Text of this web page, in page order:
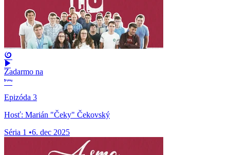
Zadarmo na
Epizóda 3
Hosť: Marián "Čeky" Čekovský
Séria 1 •6. dec 2025